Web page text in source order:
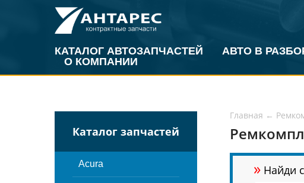
КАТАЛОГ АВТОЗАПЧАСТЕЙ АВТО В
О КОМПАНИИ
Каталог запчастей
Acura
Главная ←
» Найди